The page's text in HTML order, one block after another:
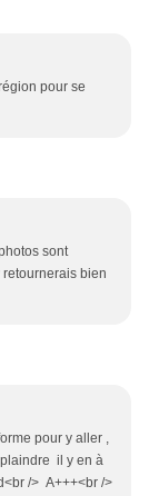
pour se
sont
bien
pour y aller ,
il y en à
/> A+++<br />